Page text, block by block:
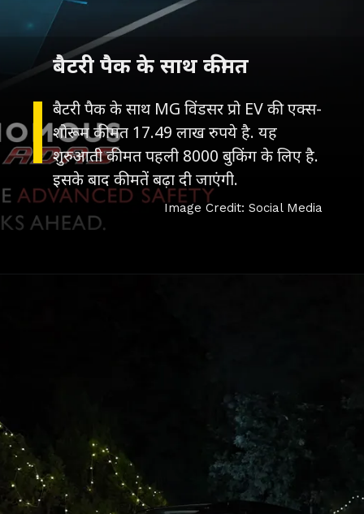
बैटरी पैक के साथ MG विंडसर प्रो EV की एक्स-
शोरूम कीमत 17.49 लाख रुपये है. यह
शुरुआती कीमत पहली 8000 बुकिंग के लिए है.
इसके बाद कीमतें बढ़ा दी जाएंगी.
बैटरी पैक के साथ कीमत
Image Credit: Social Media